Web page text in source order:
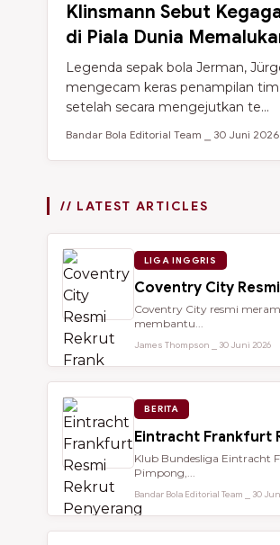
Klinsmann Sebut
di Piala Dunia
Legenda sepak bola Jerman,
mengecam keras penampilan
setelah secara mengejutkan te...
Bandar Bola Editorial Team ⎯ 30 Juni 2026
// LATEST ARTICLES
LIGA INGGRIS
Coventry City
Coventry City resmi
membantu...
James Thompson ⎯ 30 Juni 2026
BERITA
Eintracht Frankfurt
Klub Bundesliga Eintracht
Pimpong,...
Bandar Bola Editorial Team ⎯ 30